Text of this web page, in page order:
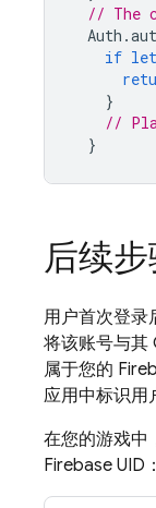
// The
Auth .
if let
}
//
}
后续
用户首次登录
将该账号与其
属于您的
应用中标识用
在您的游戏中
Firebase UID：